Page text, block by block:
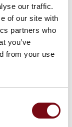
our traffic.
of our site with
partners who
you’ve
from your use